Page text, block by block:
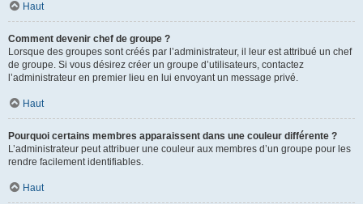
Haut
Comment devenir chef de groupe ?
Lorsque des groupes sont créés par l’administrateur, il leur est attribué un chef
de groupe. Si vous désirez créer un groupe d’utilisateurs, contactez
l’administrateur en premier lieu en lui envoyant un message privé.
Haut
Pourquoi certains membres apparaissent dans une couleur différente ?
L’administrateur peut attribuer une couleur aux membres d’un groupe pour les
rendre facilement identifiables.
Haut